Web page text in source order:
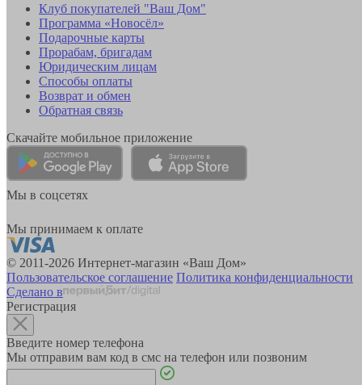
Клуб покупателей "Ваш Дом"
Программа «Новосёл»
Подарочные карты
Прорабам, бригадам
Юридическим лицам
Способы оплаты
Возврат и обмен
Обратная связь
Скачайте мобильное приложение
Мы в соцсетях
Мы принимаем к оплате
© 2011-2026 Интернет-магазин «Ваш Дом»
Пользовательское соглашение Политика конфиденциальности
Сделано в
Регистрация
Введите номер телефона
Мы отправим вам код в смс на телефон или позвоним